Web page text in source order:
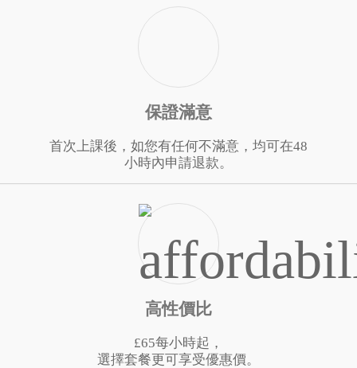
保證滿意
首次上課後，如您有任何不滿意，均可在48
小時內申請退款。
高性價比
£65每小時起，
選擇套餐更可享受優惠價。